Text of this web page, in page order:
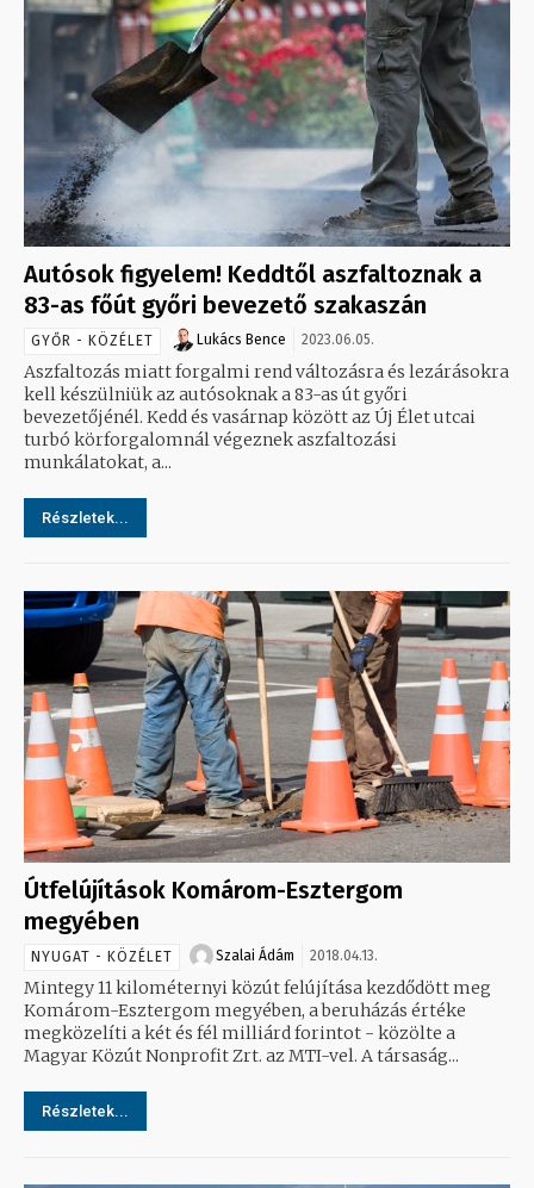
Autósok figyelem! Keddtől aszfaltoznak a
83-as főút győri bevezető szakaszán
GYŐR - KÖZÉLET Lukács Bence 2023.06.05.
Aszfaltozás miatt forgalmi rend változásra és lezárásokra
kell készülniük az autósoknak a 83-as út győri
bevezetőjénél. Kedd és vasárnap között az Új Élet utcai
turbó körforgalomnál végeznek aszfaltozási
munkálatokat, a...
Részletek...
Útfelújítások Komárom-Esztergom
megyében
NYUGAT - KÖZÉLET Szalai Ádám 2018.04.13.
Mintegy 11 kilométernyi közút felújítása kezdődött meg
Komárom-Esztergom megyében, a beruházás értéke
megközelíti a két és fél milliárd forintot - közölte a
Magyar Közút Nonprofit Zrt. az MTI-vel. A társaság...
Részletek...